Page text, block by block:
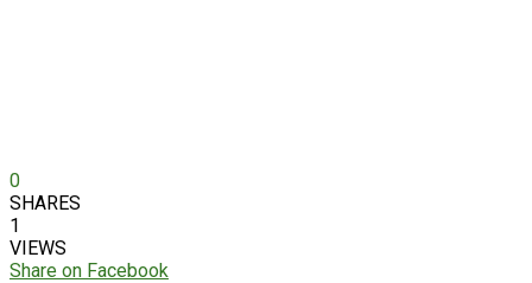
0
SHARES
1
VIEWS
Share on Facebook